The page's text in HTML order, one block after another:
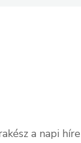
a napi